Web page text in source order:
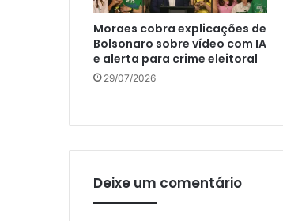
Moraes cobra explicações de
Bolsonaro sobre vídeo com IA
e alerta para crime eleitoral
29/07/2026
Deixe um comentário